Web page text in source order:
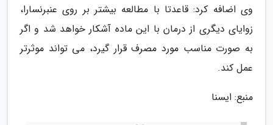
وی اضافه کرد: قاعدتا با مطالعه بیشتر بر روی عنبرنسارا،
زوایای دیگری از درمان با این ماده آشکار خواهد شد و اگر
به صورت مناسب مورد مصرف قرار گیرد، می تواند موثرتر
عمل کند.
منبع: ایسنا